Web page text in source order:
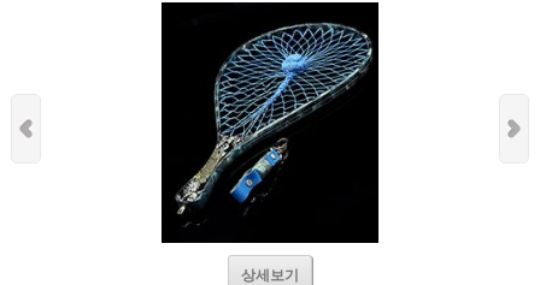
상세보기